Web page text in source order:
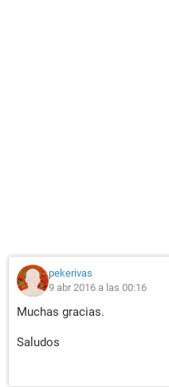
pekerivas
9 abr 2016 a las 00:16
Muchas gracias.
Saludos